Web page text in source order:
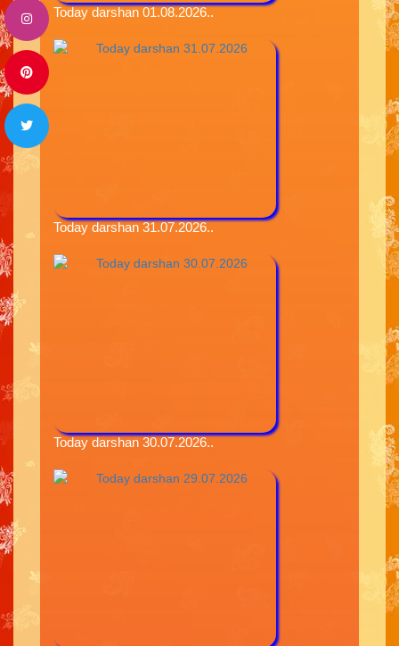
Today darshan 01.08.2026..
Today darshan 31.07.2026..
Today darshan 30.07.2026..